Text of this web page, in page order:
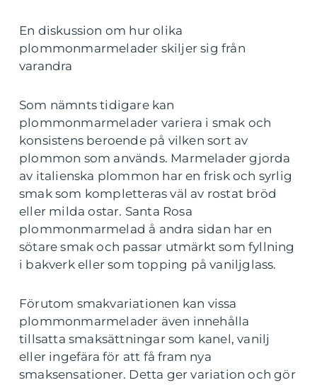
En diskussion om hur olika
plommonmarmelader skiljer sig från
varandra
Som nämnts tidigare kan
plommonmarmelader variera i smak och
konsistens beroende på vilken sort av
plommon som används. Marmelader gjorda
av italienska plommon har en frisk och syrlig
smak som kompletteras väl av rostat bröd
eller milda ostar. Santa Rosa
plommonmarmelad å andra sidan har en
sötare smak och passar utmärkt som fyllning
i bakverk eller som topping på vaniljglass.
Förutom smakvariationen kan vissa
plommonmarmelader även innehålla
tillsatta smaksättningar som kanel, vanilj
eller ingefära för att få fram nya
smaksensationer. Detta ger variation och gör